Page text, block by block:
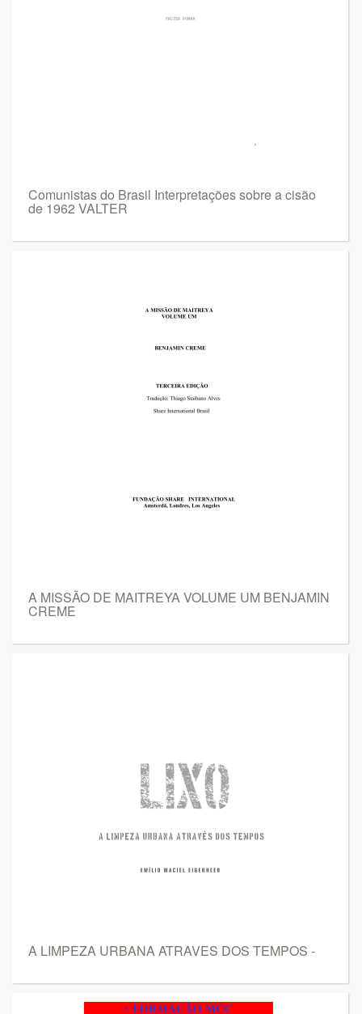
Comunistas do Brasil Interpretações sobre a cisão
de 1962 VALTER
A MISSÃO DE MAITREYA VOLUME UM BENJAMIN
CREME
A LIMPEZA URBANA ATRAVES DOS TEMPOS -